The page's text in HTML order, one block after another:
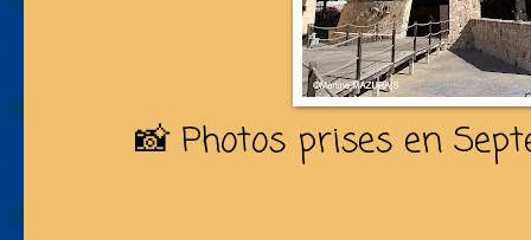
📸 Photos prises en